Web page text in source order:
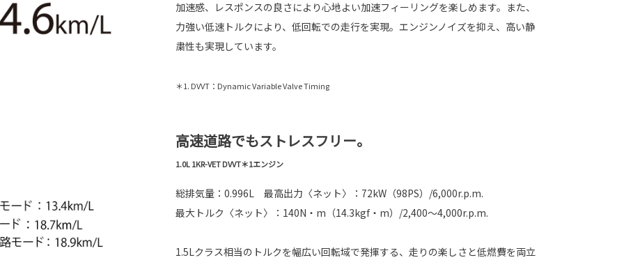
加速感、レスポンスの良さにより心地よい加速フィーリングを楽しめます。また、
力強い低速トルクにより、低回転での走行を実現。エンジンノイズを抑え、高い静
粛性も実現しています。
＊1. DVVT：Dynamic Variable Valve Timing
高速道路でもストレスフリー。
1.0L 1KR-VET DVVT＊1エンジン
総排気量：0.996L 最高出力〈ネット〉：72kW（98PS）/6,000r.p.m.
最大トルク〈ネット〉：140N・m（14.3kgf・m）/2,400～4,000r.p.m.
1.5Lクラス相当のトルクを幅広い回転域で発揮する、走りの楽しさと低燃費を両立